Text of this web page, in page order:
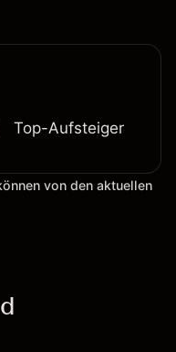
Top-Aufsteiger
von den aktuellen